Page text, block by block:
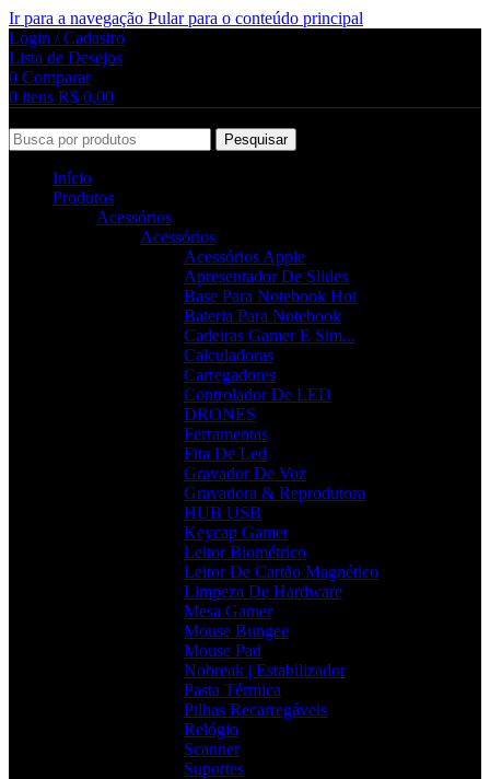
Ir para a navegação Pular para o conteúdo principal
Login / Cadastro
Lista de Desejos
0 Comparar
0 itens R$ 0,00
Pesquisar
Início
Produtos
Acessórios
Acessórios
Acessórios Apple
Apresentador De Slides
Base Para Notebook Hot
Bateria Para Notebook
Cadeiras Gamer E Sim...
Calculadoras
Carregadores
Controlador De LED
DRONES
Ferramentas
Fita De Led
Gravador De Voz
Gravadora & Reprodutora
HUB USB
Keycap Gamer
Leitor Biométrico
Leitor De Cartão Magnético
Limpeza De Hardware
Mesa Gamer
Mouse Bungee
Mouse Pad
Nobreak | Estabilizador
Pasta Térmica
Pilhas Recarregáveis
Relógio
Scanner
Suportes